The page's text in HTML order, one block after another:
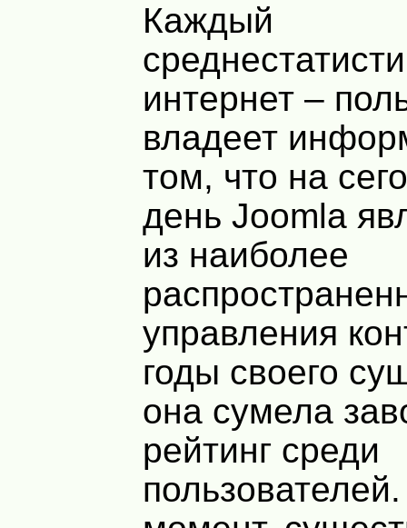
Каждый
интернет –
владеет
том, что на
день Joomla
из наиболее
управления
годы своего
она сумела
рейтинг среди